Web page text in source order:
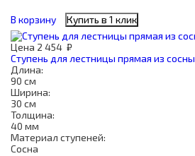
В корзину Купить в 1 клик
Цена 2 454 ₽
Ступень для лестницы прямая из сосны
Длина:
90 см
Ширина:
30 см
Толщина:
40 мм
Материал ступеней:
Сосна